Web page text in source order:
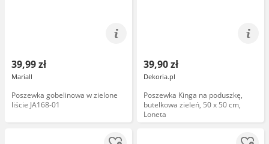
39,99 zł
Mariall
Poszewka gobelinowa w zielone
liście JA168-01
39,90 zł
Dekoria.pl
Poszewka Kinga na poduszkę,
butelkowa zieleń, 50 x 50 cm,
Loneta